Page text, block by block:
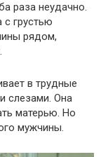
раза неудачно.
с грустью
рядом,
в трудные
слезами. Она
матерью. Но
мужчины.